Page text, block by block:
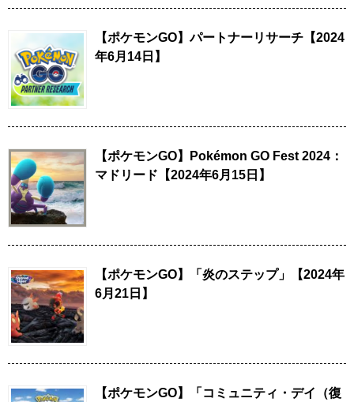
【ポケモンGO】パートナーリサーチ【2024
年6月14日】
【ポケモンGO】Pokémon GO Fest 2024：
マドリード【2024年6月15日】
【ポケモンGO】「炎のステップ」【2024年
6月21日】
【ポケモンGO】「コミュニティ・デイ（復